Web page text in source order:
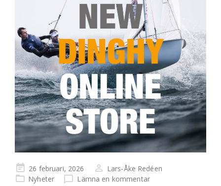
Publicerad
på
26 februari, 2026
Lars-Åke Redéen
Nyheter
Lämna en kommentar